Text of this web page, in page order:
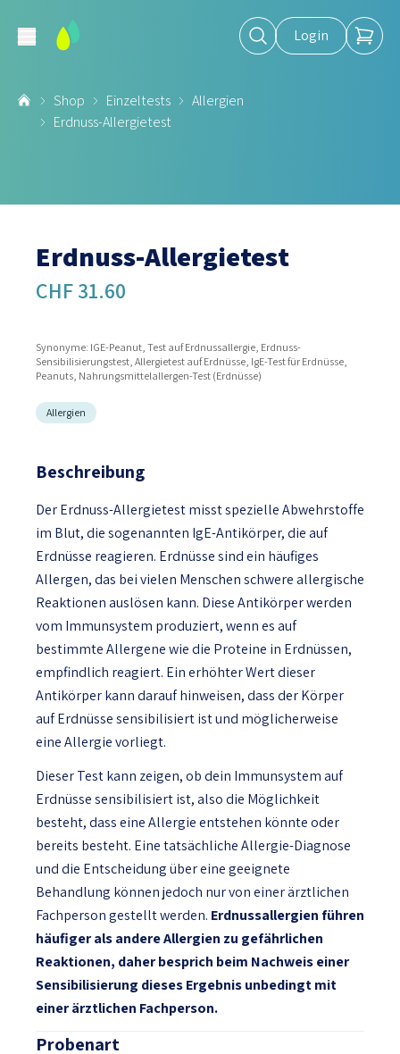
Login
Shop Einzeltests
Allergien
Erdnuss-Allergietest
Erdnuss-Allergietest
CHF 31.60
Synonyme: IGE-Peanut, Test auf Erdnussallergie, Erdnuss-
Sensibilisierungstest, Allergietest auf Erdnüsse, IgE-Test für Erdnüsse,
Peanuts, Nahrungsmittelallergen-Test (Erdnüsse)
Allergien
Beschreibung
Der Erdnuss-Allergietest misst spezielle Abwehrstoffe
im Blut, die sogenannten IgE-Antikörper, die auf
Erdnüsse reagieren. Erdnüsse sind ein häufiges
Allergen, das bei vielen Menschen schwere allergische
Reaktionen auslösen kann. Diese Antikörper werden
vom Immunsystem produziert, wenn es auf
bestimmte Allergene wie die Proteine in Erdnüssen,
empfindlich reagiert. Ein erhöhter Wert dieser
Antikörper kann darauf hinweisen, dass der Körper
auf Erdnüsse sensibilisiert ist und möglicherweise
eine Allergie vorliegt.
Dieser Test kann zeigen, ob dein Immunsystem auf
Erdnüsse sensibilisiert ist, also die Möglichkeit
besteht, dass eine Allergie entstehen könnte oder
bereits besteht. Eine tatsächliche Allergie-Diagnose
und die Entscheidung über eine geeignete
Behandlung können jedoch nur von einer ärztlichen
Fachperson gestellt werden. Erdnussallergien führen
häufiger als andere Allergien zu gefährlichen
Reaktionen, daher besprich beim Nachweis einer
Sensibilisierung dieses Ergebnis unbedingt mit
einer ärztlichen Fachperson.
Probenart